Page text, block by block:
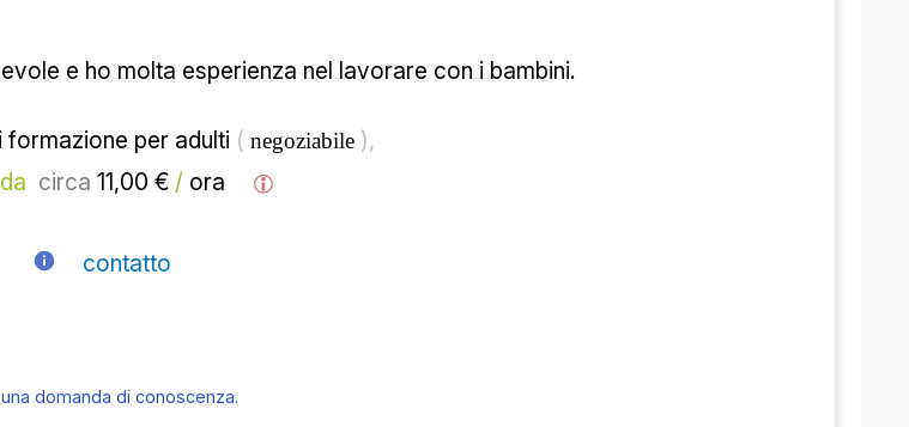
e ho molta esperienza nel lavorare con i bambini.
formazione per adulti ( negoziabile ),
circa 11,00 € / ora
contatto
domanda di conoscenza.